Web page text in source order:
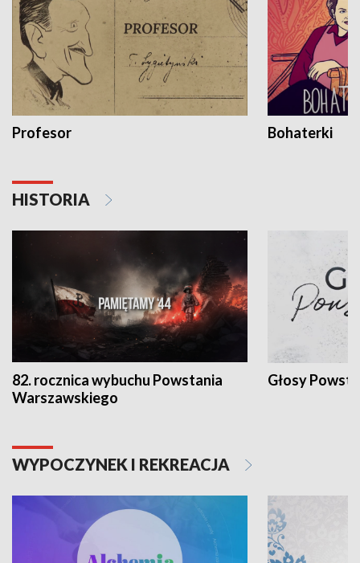
Profesor Bohaterki
HISTORIA
82. rocznica wybuchu Powstania
Warszawskiego
Głosy
WYPOCZYNEK I REKREACJA